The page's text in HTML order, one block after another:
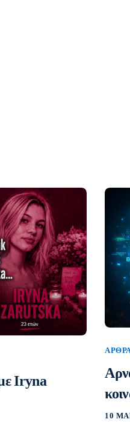
Iryna
10